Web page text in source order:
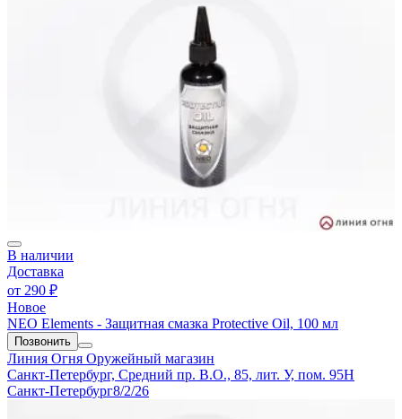
В наличии
Доставка
от 290 ₽
Новое
NEO Elements - Защитная смазка Protective Oil, 100 мл
Позвонить
Линия Огня Оружейный магазин
Санкт-Петербург, Средний пр. В.О., 85, лит. У, пом. 95Н
Санкт-Петербург8/2/26